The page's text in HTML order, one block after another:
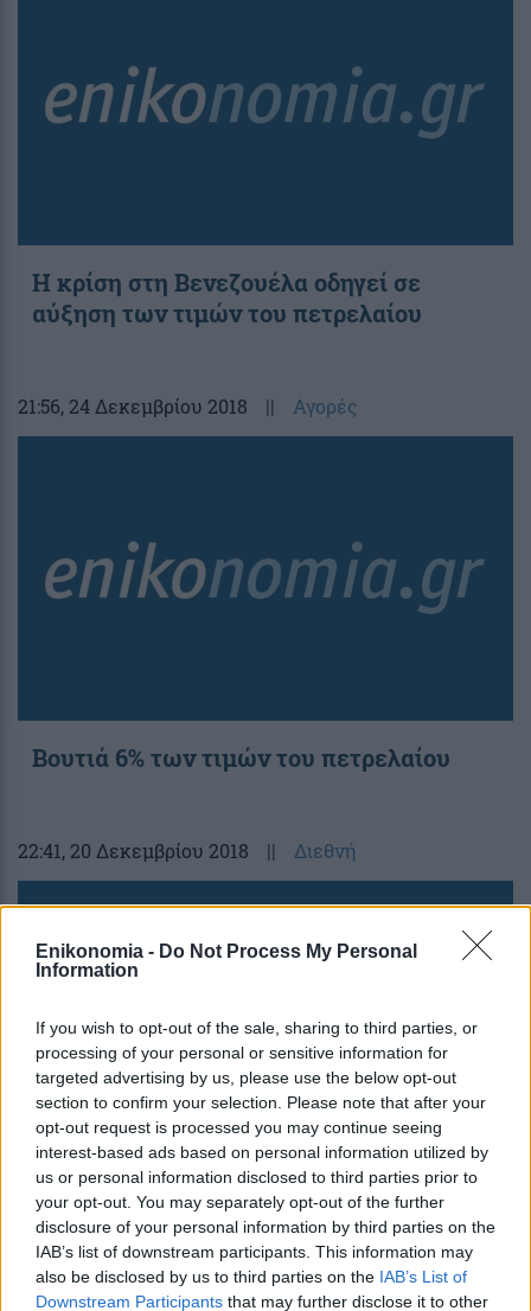
Enikonomia - Do Not Process My Personal
Information
If you wish to opt-out of the sale, sharing to third parties, or
processing of your personal or sensitive information for
targeted advertising by us, please use the below opt-out
section to confirm your selection. Please note that after your
opt-out request is processed you may continue seeing
interest-based ads based on personal information utilized by
us or personal information disclosed to third parties prior to
your opt-out. You may separately opt-out of the further
disclosure of your personal information by third parties on the
IAB’s list of downstream participants. This information may
also be disclosed by us to third parties on the IAB’s List of
Downstream Participants that may further disclose it to other
Η κρίση στη Βενεζουέλα οδηγεί σε
αύξηση των τιμών του πετρελαίου
21:56, 24 Δεκεμβρίου 2018 || Αγορές
Βουτιά 6% των τιμών του πετρελαίου
22:41, 20 Δεκεμβρίου 2018 || Διεθνή
Βουτιά 5% των τιμών του πετρελαίου στο
χαμηλότερο επίπεδο 15 μηνών